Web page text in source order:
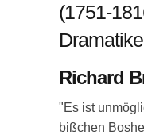
(1751-
Richard
"Es ist
bißchen